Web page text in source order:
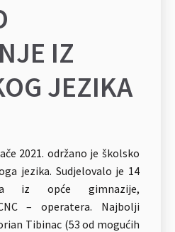
IZ
JEZIKA
2021. održano je školsko
jezika. Sudjelovalo je 14
iz opće gimnazije,
– operatera. Najbolji
Tibinac (53 od mogućih